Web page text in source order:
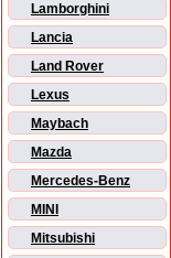
Lamborghini
Lancia
Land Rover
Lexus
Maybach
Mazda
Mercedes-Benz
MINI
Mitsubishi